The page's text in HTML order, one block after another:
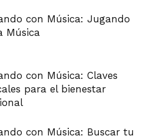
con Música: Jugando
Música
con Música: Claves
para el bienestar
con Música: Buscar tu